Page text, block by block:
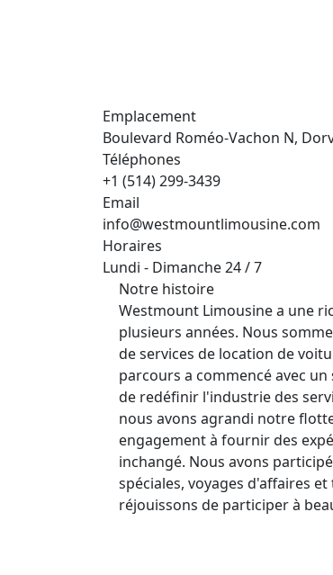
Emplacement
Boulevard Roméo-Vachon N,
Téléphones
+1 (514) 299-3439
Email
info@westmountlimousine.com
Horaires
Lundi - Dimanche 24 / 7
Notre histoire
Westmount Limousine a une
plusieurs années. Nous
de services de location de
parcours a commencé avec
de redéfinir l'industrie des
nous avons agrandi notre
engagement à fournir des
inchangé. Nous avons
spéciales, voyages d'affaires
réjouissons de participer à